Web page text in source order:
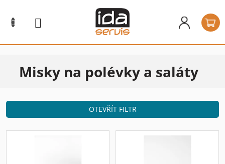
obsah
Misky na polévky a saláty
OTEVŘÍT FILTR
V